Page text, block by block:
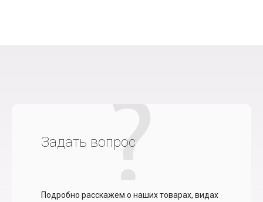
Задать вопрос
Подробно расскажем о наших товарах, видах